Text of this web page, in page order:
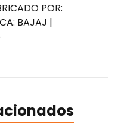
POR:
BAJAJ |